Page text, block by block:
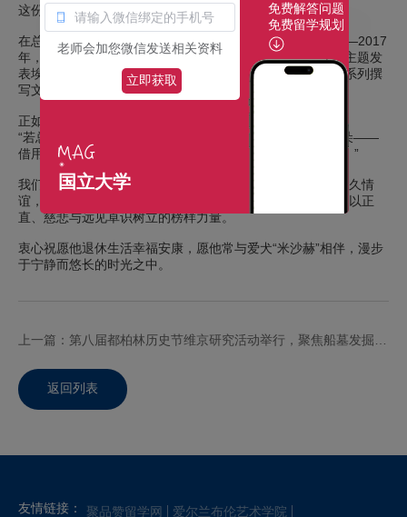
这份情谊，彼此共鸣，历久弥新。
在总统任内，希金斯总统始终践行着NUI使命的核心精神——2017
年，他发表首场道格拉斯·海德讲座；2015年，就未来工作主题发
表埃德蒙·费兰讲座；2013年，他为我们的百年纪念出版物系列撰
写文章，皆彰显其心之所系。
正如詹姆斯·J·布朗博士在其授予仪式上所言：
“若总统职位是治国之树的甜美枝干，那这甜美枝干上的花朵——
借用诗人约翰·蒙塔格的词句——定然是迈克尔·D与萨宾娜。”
我们由衷感谢希金斯总统对都柏林爱尔兰国立大学社区的恒久情
谊，感谢他为推动教育平等所作的不懈努力，更感谢他毕生以正
直、慈悲与远见卓识树立的榜样力量。
衷心祝愿他退休生活幸福安康，愿他常与爱犬“米沙赫”相伴，漫步
于宁静而悠长的时光之中。
返回列表
友情链接： 聚品赞留学网 爱尔兰布伦艺术学院
老师会加您微信发送相关资料
立即获取
国立大学
免费解答问题
免费留学规划